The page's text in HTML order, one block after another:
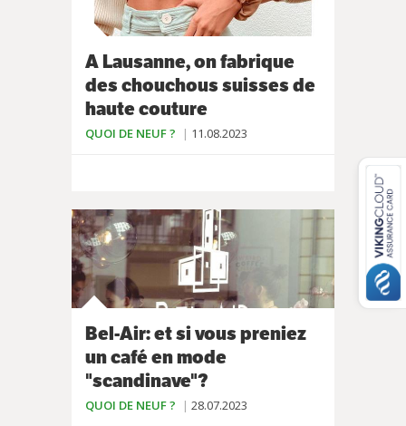
A Lausanne, on fabrique
des chouchous suisses de
haute couture
QUOI DE NEUF ? 11.08.2023
Bel-Air: et si vous preniez
un café en mode
"scandinave"?
QUOI DE NEUF ? 28.07.2023